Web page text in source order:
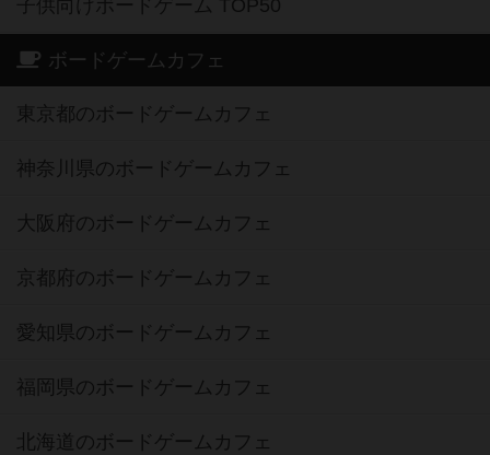
子供向けボードゲーム TOP50
ボードゲームカフェ
東京都のボードゲームカフェ
神奈川県のボードゲームカフェ
大阪府のボードゲームカフェ
京都府のボードゲームカフェ
愛知県のボードゲームカフェ
福岡県のボードゲームカフェ
北海道のボードゲームカフェ